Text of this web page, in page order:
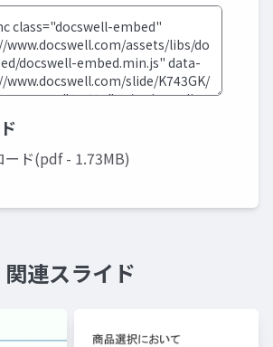
ード(pdf - 1.73MB)
関連スライド